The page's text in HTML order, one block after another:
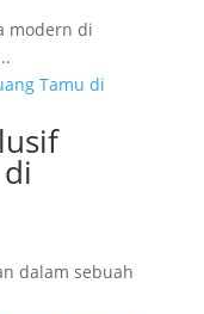
modern di
dalam sebuah